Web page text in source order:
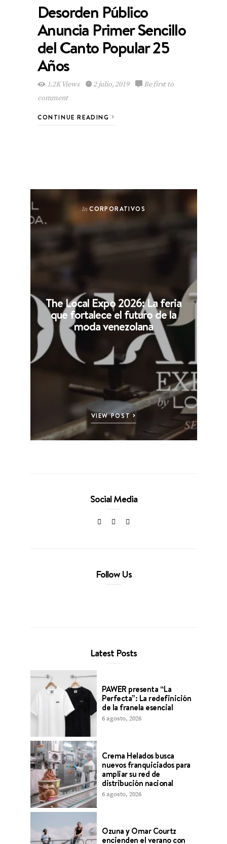
Desorden Público
Anuncia Primer Sencillo
del Canto Popular 25
Años
1.2K Views 2 julio, 2019
Be first to
comment
CONTINUE READING
In CORPORATIVOS
The Local Expo 2026: La feria
que fortalece el futuro de la
moda venezolana
VIEW POST
Social Media
Follow Us
Latest Posts
PAWER presenta “La
Perfecta”: La redefinición
de la franela esencial
6 agosto, 2026
Crema Helados busca
nuevos franquiciados para
ampliar su red de
distribución nacional
6 agosto, 2026
Ozuna y Omar Courtz
encienden el verano con